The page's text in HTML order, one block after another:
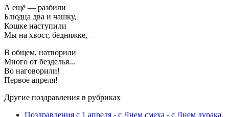
А ещё — разбили
Блюдца два и чашку,
Кошке наступили
Мы на хвост, бедняжке, —
В общем, натворили
Много от безделья...
Во наговорили!
Первое апреля!
Другие поздравления в рубриках
Поздравления с 1 апреля - с Днем смеха - с Днем дурака